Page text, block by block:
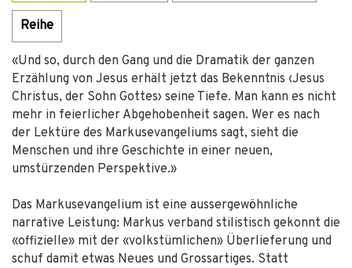
Reihe
«Und so, durch den Gang und die Dramatik der ganzen
Erzählung von Jesus erhält jetzt das Bekenntnis ‹Jesus
Christus, der Sohn Gottes› seine Tiefe. Man kann es nicht
mehr in feierlicher Abgehobenheit sagen. Wer es nach
der Lektüre des Markusevangeliums sagt, sieht die
Menschen und ihre Geschichte in einer neuen,
umstürzenden Perspektive.»
Das Markusevangelium ist eine aussergewöhnliche
narrative Leistung: Markus verband stilistisch gekonnt die
«offizielle» mit der «volkstümlichen» Überlieferung und
schuf damit etwas Neues und Grossartiges. Statt